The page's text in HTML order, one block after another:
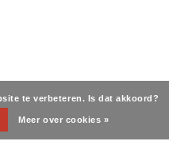
te verbeteren. Is dat akkoord?
Meer over cookies »